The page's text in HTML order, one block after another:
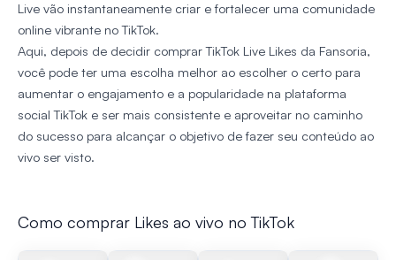
Live vão instantaneamente criar e fortalecer uma comunidade
online vibrante no TikTok.
Aqui, depois de decidir comprar TikTok Live Likes da Fansoria,
você pode ter uma escolha melhor ao escolher o certo para
aumentar o engajamento e a popularidade na plataforma
social TikTok e ser mais consistente e aproveitar no caminho
do sucesso para alcançar o objetivo de fazer seu conteúdo ao
vivo ser visto.
Como comprar Likes ao vivo no TikTok